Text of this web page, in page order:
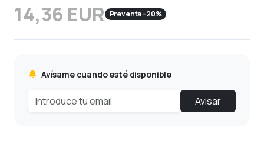
14,36 EUR Preventa -20%
Avísame cuando esté disponible
Avisar